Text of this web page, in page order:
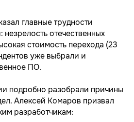
главные трудности
отечественных
стоимость перехода (23
уже выбрали и
ПО.
подробно разобрали причины
Алексей Комаров призвал
разработчикам: